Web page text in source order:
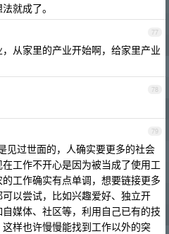
就成了。
77
从家里的产业开始啊，给家里产业
78
79
见过世面的，人确实要更多的社会
工作不开心是因为被当成了使用工
工作确实有点单调，想要链接更多
以尝试，比如兴趣爱好、独立开
媒体、社区等，利用自己已有的技
样也许慢慢能找到工作以外的突